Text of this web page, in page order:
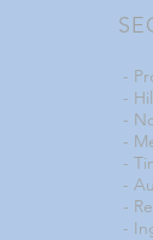
-
-
-
-
-
-
-
-